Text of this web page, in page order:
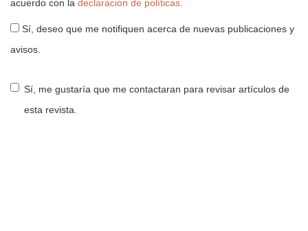
acuerdo con la declaración de políticas.
avisos.
Sí, me gustaría que me contactaran para revisar artículos de
esta revista.